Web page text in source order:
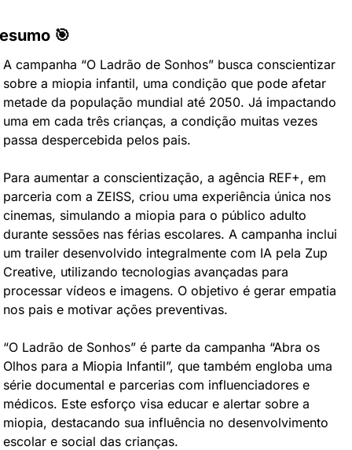
🎯
A campanha “O Ladrão de Sonhos” busca conscientizar
sobre a miopia infantil, uma condição que pode afetar
metade da população mundial até 2050. Já impactando
uma em cada três crianças, a condição muitas vezes
passa despercebida pelos pais.
Para aumentar a conscientização, a agência REF+, em
parceria com a ZEISS, criou uma experiência única nos
cinemas, simulando a miopia para o público adulto
durante sessões nas férias escolares. A campanha inclui
um trailer desenvolvido integralmente com IA pela Zup
Creative, utilizando tecnologias avançadas para
processar vídeos e imagens. O objetivo é gerar empatia
nos pais e motivar ações preventivas.
“O Ladrão de Sonhos” é parte da campanha “Abra os
Olhos para a Miopia Infantil”, que também engloba uma
série documental e parcerias com influenciadores e
médicos. Este esforço visa educar e alertar sobre a
miopia, destacando sua influência no desenvolvimento
escolar e social das crianças.